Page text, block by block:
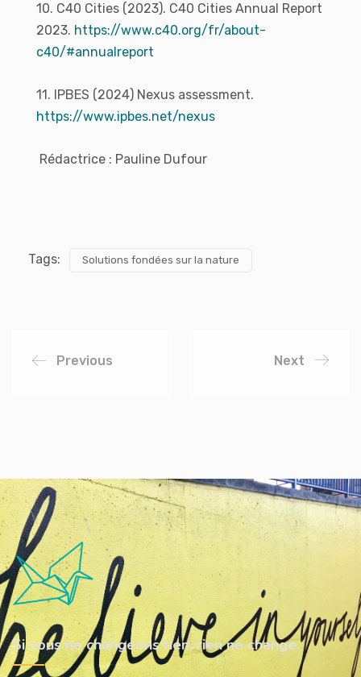
10. C40 Cities (2023). C40 Cities Annual Report
2023. https://www.c40.org/fr/about-
c40/#annualreport
11. IPBES (2024) Nexus assessment.
https://www.ipbes.net/nexus
Rédactrice : Pauline Dufour
Tags: Solutions fondées sur la nature
Previous Next
Si nous ne changeons rien, rien ne change.